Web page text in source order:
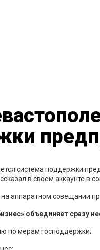
система поддержки
в своем аккаунте в
аппаратном совещании
объединяет сразу
по мерам господдержки;